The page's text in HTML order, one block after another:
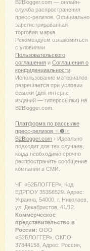
B2Blogger.com — онлайн-
служба распространения
пресс-релизов. Официально
зарегистрированная
торговая марка.
Рекомендуем ознакомиться
с уловиями
Пользовательского
соглашения и Соглашения о
конфиденциальности
Использование материалов
разрешается при условии
ссылки (для интернет-
изданий — гиперссылки) на
B2Blogger.com.
Платформа по рассылке
пресс-релизов ☜❶☞
B2Blogger.com › Идеально
подходит для тех случаев,
когда необходимо срочно
распространить сообщение
компании в СМИ.
ЧП «Б2БЛОГГЕР», Код
ЕДРПОУ 35356529. Адрес:
Украина, 54000, г. Николаев,
ул. Декабристов, 41/12.
Коммерческое
представительство в
России: ООО
«Б2БЛОГГЕР», ОКПО
37844158, Адрес: Россия,